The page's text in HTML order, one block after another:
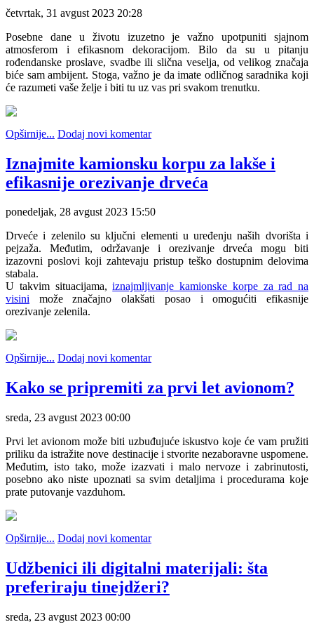
četvrtak, 31 avgust 2023 20:28
Posebne dane u životu izuzetno je važno upotpuniti sjajnom
atmosferom i efikasnom dekoracijom. Bilo da su u pitanju
rođendanske proslave, svadbe ili slična veselja, od velikog značaja
biće sam ambijent. Stoga, važno je da imate odličnog saradnika koji
će razumeti vaše želje i biti tu uz vas pri svakom trenutku.
Opširnije... Dodaj novi komentar
Iznajmite kamionsku korpu za lakše i
efikasnije orezivanje drveća
ponedeljak, 28 avgust 2023 15:50
Drveće i zelenilo su ključni elementi u uređenju naših dvorišta i
pejzaža. Međutim, održavanje i orezivanje drveća mogu biti
izazovni poslovi koji zahtevaju pristup teško dostupnim delovima
stabala.
U takvim situacijama,iznajmljivanje kamionske korpe za rad na
visini može značajno olakšati posao i omogućiti efikasnije
orezivanje zelenila.
Opširnije... Dodaj novi komentar
Kako se pripremiti za prvi let avionom?
sreda, 23 avgust 2023 00:00
Prvi let avionom može biti uzbuđujuće iskustvo koje će vam pružiti
priliku da istražite nove destinacije i stvorite nezaboravne uspomene.
Međutim, isto tako, može izazvati i malo nervoze i zabrinutosti,
posebno ako niste upoznati sa svim detaljima i procedurama koje
prate putovanje vazduhom.
Opširnije... Dodaj novi komentar
Udžbenici ili digitalni materijali: šta
preferiraju tinejdžeri?
sreda, 23 avgust 2023 00:00